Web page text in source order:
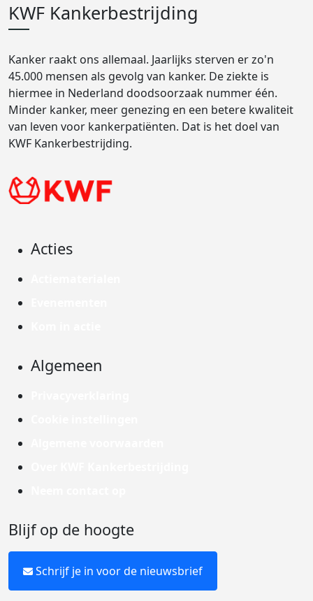
KWF Kankerbestrijding
Kanker raakt ons allemaal. Jaarlijks sterven er zo'n
45.000 mensen als gevolg van kanker. De ziekte is
hiermee in Nederland doodsoorzaak nummer één.
Minder kanker, meer genezing en een betere kwaliteit
van leven voor kankerpatiënten. Dat is het doel van
KWF Kankerbestrijding.
Acties
Algemeen
Blijf op de hoogte
Schrijf je in voor de nieuwsbrief